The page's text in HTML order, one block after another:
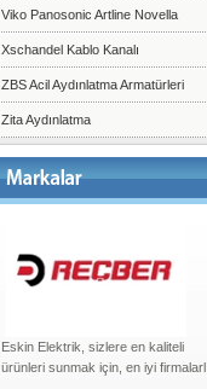
Viko Panosonic Artline Novella
Xschandel Kablo Kanalı
ZBS Acil Aydınlatma Armatürleri
Zita Aydınlatma
Eskin Elektrik, sizlere en kaliteli
ürünleri sunmak için, en iyi firmalarl